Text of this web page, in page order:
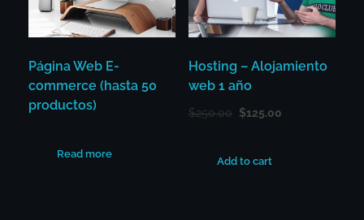
Página Web E-
commerce (hasta 50
productos)
Read more
Hosting – Alojamiento
web 1 año
$250.00 $125.00
Add to cart